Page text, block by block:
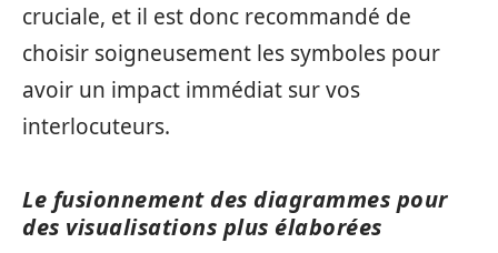
cruciale, et il est donc recommandé de
choisir soigneusement les symboles pour
avoir un impact immédiat sur vos
interlocuteurs.
Le fusionnement des diagrammes pour
des visualisations plus élaborées